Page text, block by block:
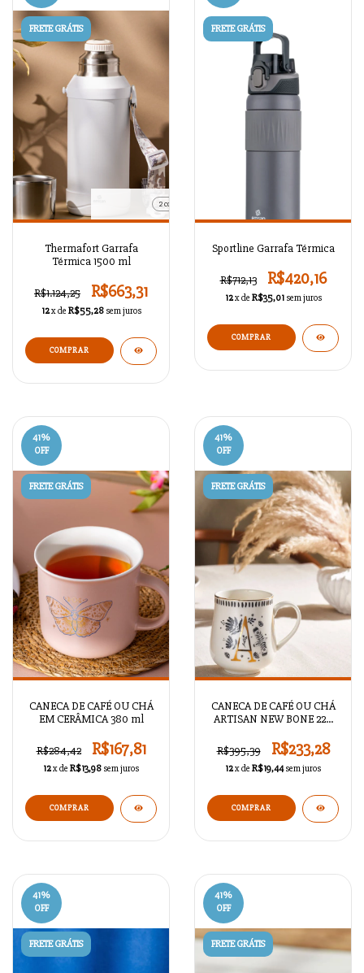
FRETE GRÁTIS
2 cores
Thermafort Garrafa
Térmica 1500 ml
R$1.124,25 R$663,31
12x de R$55,28 sem juros
COMPRAR
FRETE GRÁTIS
Sportline Garrafa Térmica
R$712,13 R$420,16
12x de R$35,01 sem juros
COMPRAR
41%
OFF
FRETE GRÁTIS
CANECA DE CAFÉ OU CHÁ
EM CERÂMICA 380 ml
R$284,42 R$167,81
12x de R$13,98 sem juros
COMPRAR
41%
OFF
FRETE GRÁTIS
CANECA DE CAFÉ OU CHÁ
ARTISAN NEW BONE 220
R$395,39
R$233,28
12x de R$19,44 sem juros
COMPRAR
41%
OFF
FRETE GRÁTIS
41%
OFF
FRETE GRÁTIS